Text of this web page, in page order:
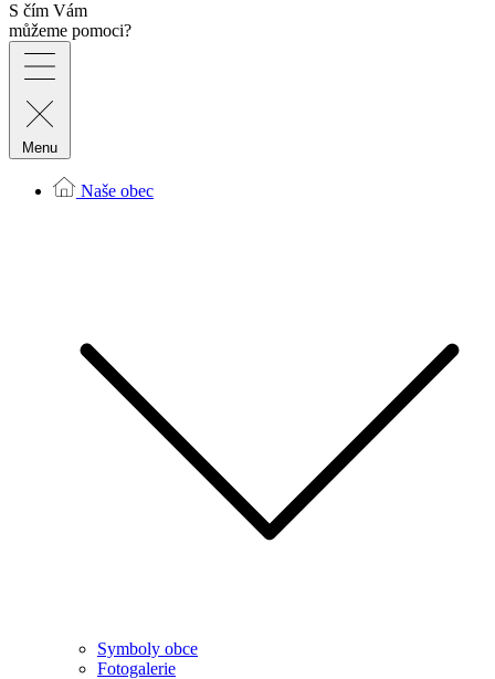
S čím Vám
můžeme pomoci?
Menu
Naše obec
Symboly obce
Fotogalerie